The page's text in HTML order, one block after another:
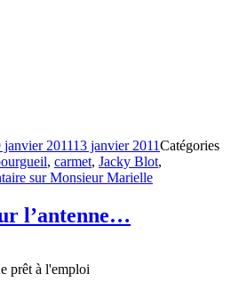
janvier 201113 janvier 2011Catégories
, carmet, Jacky Blot,
sur Monsieur Marielle
l’antenne…
prêt à l'emploi